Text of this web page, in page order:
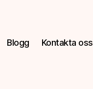
Blogg Kontakta oss